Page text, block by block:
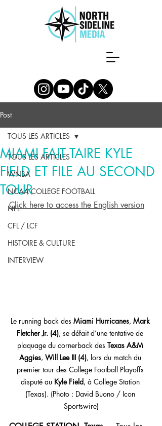
Post
TOUS LES ARTICLES
WNBA
NCAA COLLEGE FOOTBALL
NFL
CFL / LCF
HISTOIRE & CULTURE
INTERVIEW
TOUS LES ARTICLES
MIAMI FAIT TAIRE KYLE
FIELD ET FILE AU SECOND
TOUR
Click here to access the English version
Le running back des Miami Hurricanes, Mark
Fletcher Jr. (4), se défait d’une tentative de
plaquage du cornerback des Texas A&M
Aggies, Will Lee III (4), lors du match du
premier tour des College Football Playoffs
disputé au Kyle Field, à College Station
(Texas). (Photo : David Buono / Icon
Sportswire)